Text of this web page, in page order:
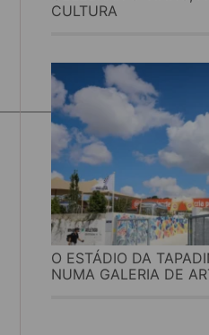
CULTURA
O ESTÁDIO DA
NUMA GALERIA DE